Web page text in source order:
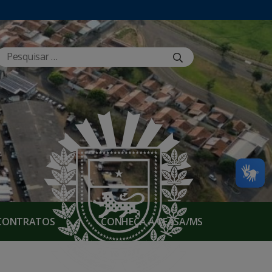
CONHEÇA A CEASA/MS